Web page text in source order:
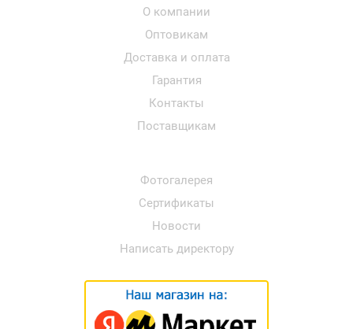
О компании
Оптовикам
Доставка и оплата
Гарантия
Контакты
Поставщикам
Фотогалерея
Сертификаты
Новости
Написать директору